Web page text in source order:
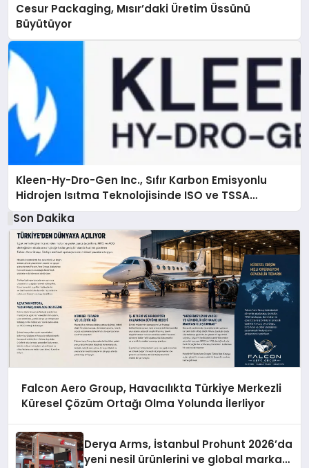
Cesur Packaging, Mısır’daki Üretim Üssünü
Büyütüyor
Kleen-Hy-Dro-Gen Inc., Sıfır Karbon Emisyonlu
Hidrojen Isıtma Teknolojisinde ISO ve TSSA
Düzenleyici Onaylarını Aldı
Son Dakika
Falcon Aero Group, Havacılıkta Türkiye Merkezli
Küresel Çözüm Ortağı Olma Yolunda İlerliyor
Derya Arms, İstanbul Prohunt 2026’da
yeni nesil ürünlerini ve global marka